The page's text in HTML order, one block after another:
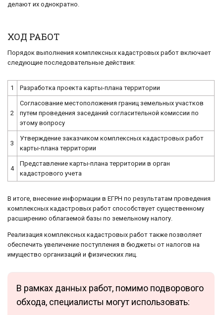
делают их однократно.
ХОД РАБОТ
Порядок выполнения комплексных кадастровых работ включает
следующие последовательные действия:
1 Разработка проекта карты-плана территории
2
Согласование местоположения границ земельных участков
путем проведения заседаний согласительной комиссии по
этому вопросу
3
Утверждение заказчиком комплексных кадастровых работ
карты-плана территории
4
Представление карты-плана территории в орган
кадастрового учета
В итоге, внесение информации в ЕГРН по результатам проведения
комплексных кадастровых работ способствует существенному
расширению облагаемой базы по земельному налогу.
Реализация комплексных кадастровых работ также позволяет
обеспечить увеличение поступления в бюджеты от налогов на
имущество организаций и физических лиц.
В рамках данных работ, помимо подворового
обхода, специалисты могут использовать: